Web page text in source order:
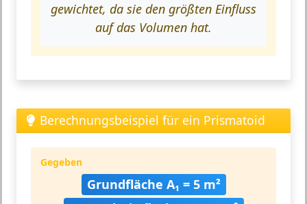
gewichtet, da sie den größten Einfluss
auf das Volumen hat.
Berechnungsbeispiel für ein Prismatoid
Gegeben
Grundfläche A₁ = 5 m²